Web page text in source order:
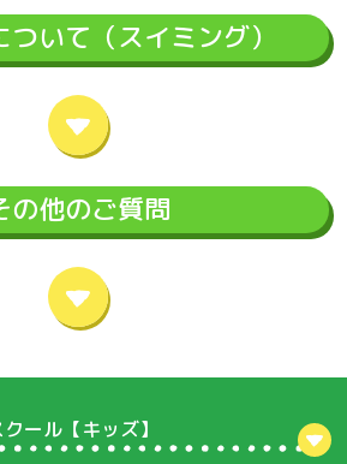
ついて（スイミング）
の他のご質問
ール【キッズ】